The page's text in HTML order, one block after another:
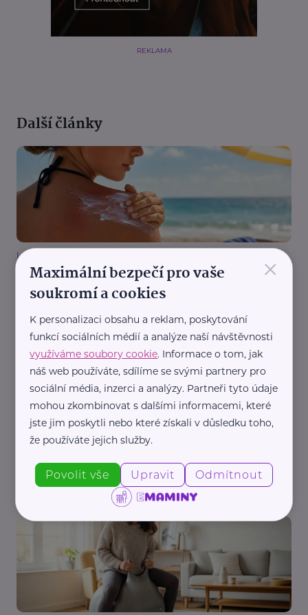
REKLAMA
Další články
Loono, z. s.
Vysoké SPF nestačí. Odborníci vysvětlují proč
Aktuálně Bezpečnost Péče Zdraví
vaše srdce i zdraví
Aktuálně Bezpečnost Zdraví
×
Maximální bezpečí pro vaše
soukromí a cookies
K personalizaci obsahu a reklam, poskytování
funkcí sociálních médií a analýze naší návštěvnosti
využíváme soubory cookie. Informace o tom, jak
náš web používáte, sdílíme se svými partnery pro
sociální média, inzerci a analýzy. Partneři tyto údaje
mohou zkombinovat s dalšími informacemi, které
jste jim poskytli nebo které získali v důsledku toho,
že používáte jejich služby.
Povolit vše Upravit Odmítnout